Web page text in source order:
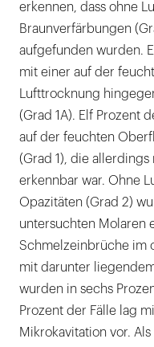
erkennen, dass ohne
Braunverfärbungen
aufgefunden wurden.
mit einer auf der
Lufttrocknung
(Grad 1A). Elf Prozent
auf der feuchten
(Grad 1), die
erkennbar war. Ohne
Opazitäten (Grad 2)
untersuchten Molaren
Schmelzeinbrüche im
mit darunter
wurden in sechs
Prozent der Fälle lag
Mikrokavitation vor.